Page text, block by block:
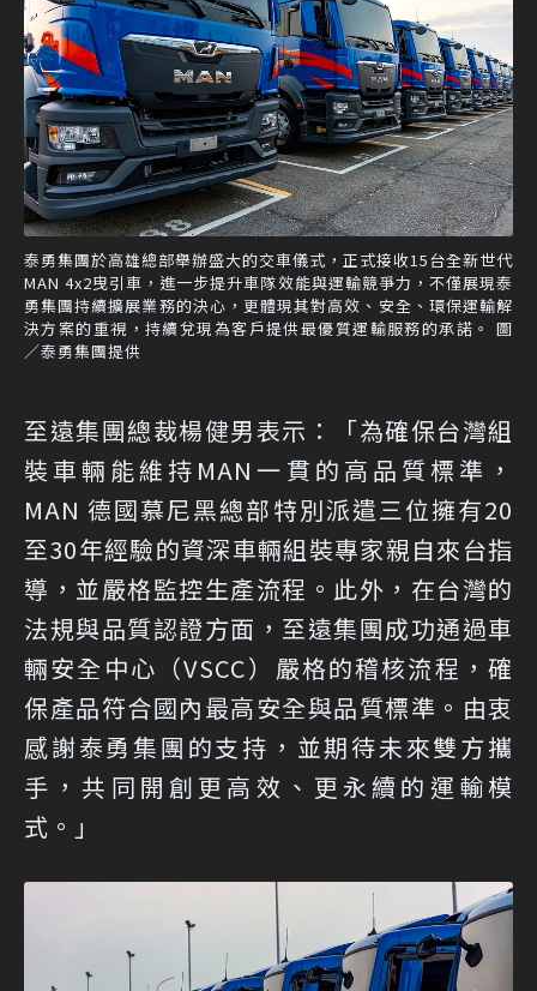
泰勇集團於高雄總部舉辦盛大的交車儀式，正式接收15台全新世代
MAN 4x2曳引車，進一步提升車隊效能與運輸競爭力，不僅展現泰
勇集團持續擴展業務的決心，更體現其對高效、安全、環保運輸解
決方案的重視，持續兌現為客戶提供最優質運輸服務的承諾。 圖
／泰勇集團提供
至遠集團總裁楊健男表示：「為確保台灣組
裝車輛能維持MAN一貫的高品質標準，
MAN 德國慕尼黑總部特別派遣三位擁有20
至30年經驗的資深車輛組裝專家親自來台指
導，並嚴格監控生產流程。此外，在台灣的
法規與品質認證方面，至遠集團成功通過車
輛安全中心（VSCC）嚴格的稽核流程，確
保產品符合國內最高安全與品質標準。由衷
感謝泰勇集團的支持，並期待未來雙方攜
手，共同開創更高效、更永續的運輸模
式。」